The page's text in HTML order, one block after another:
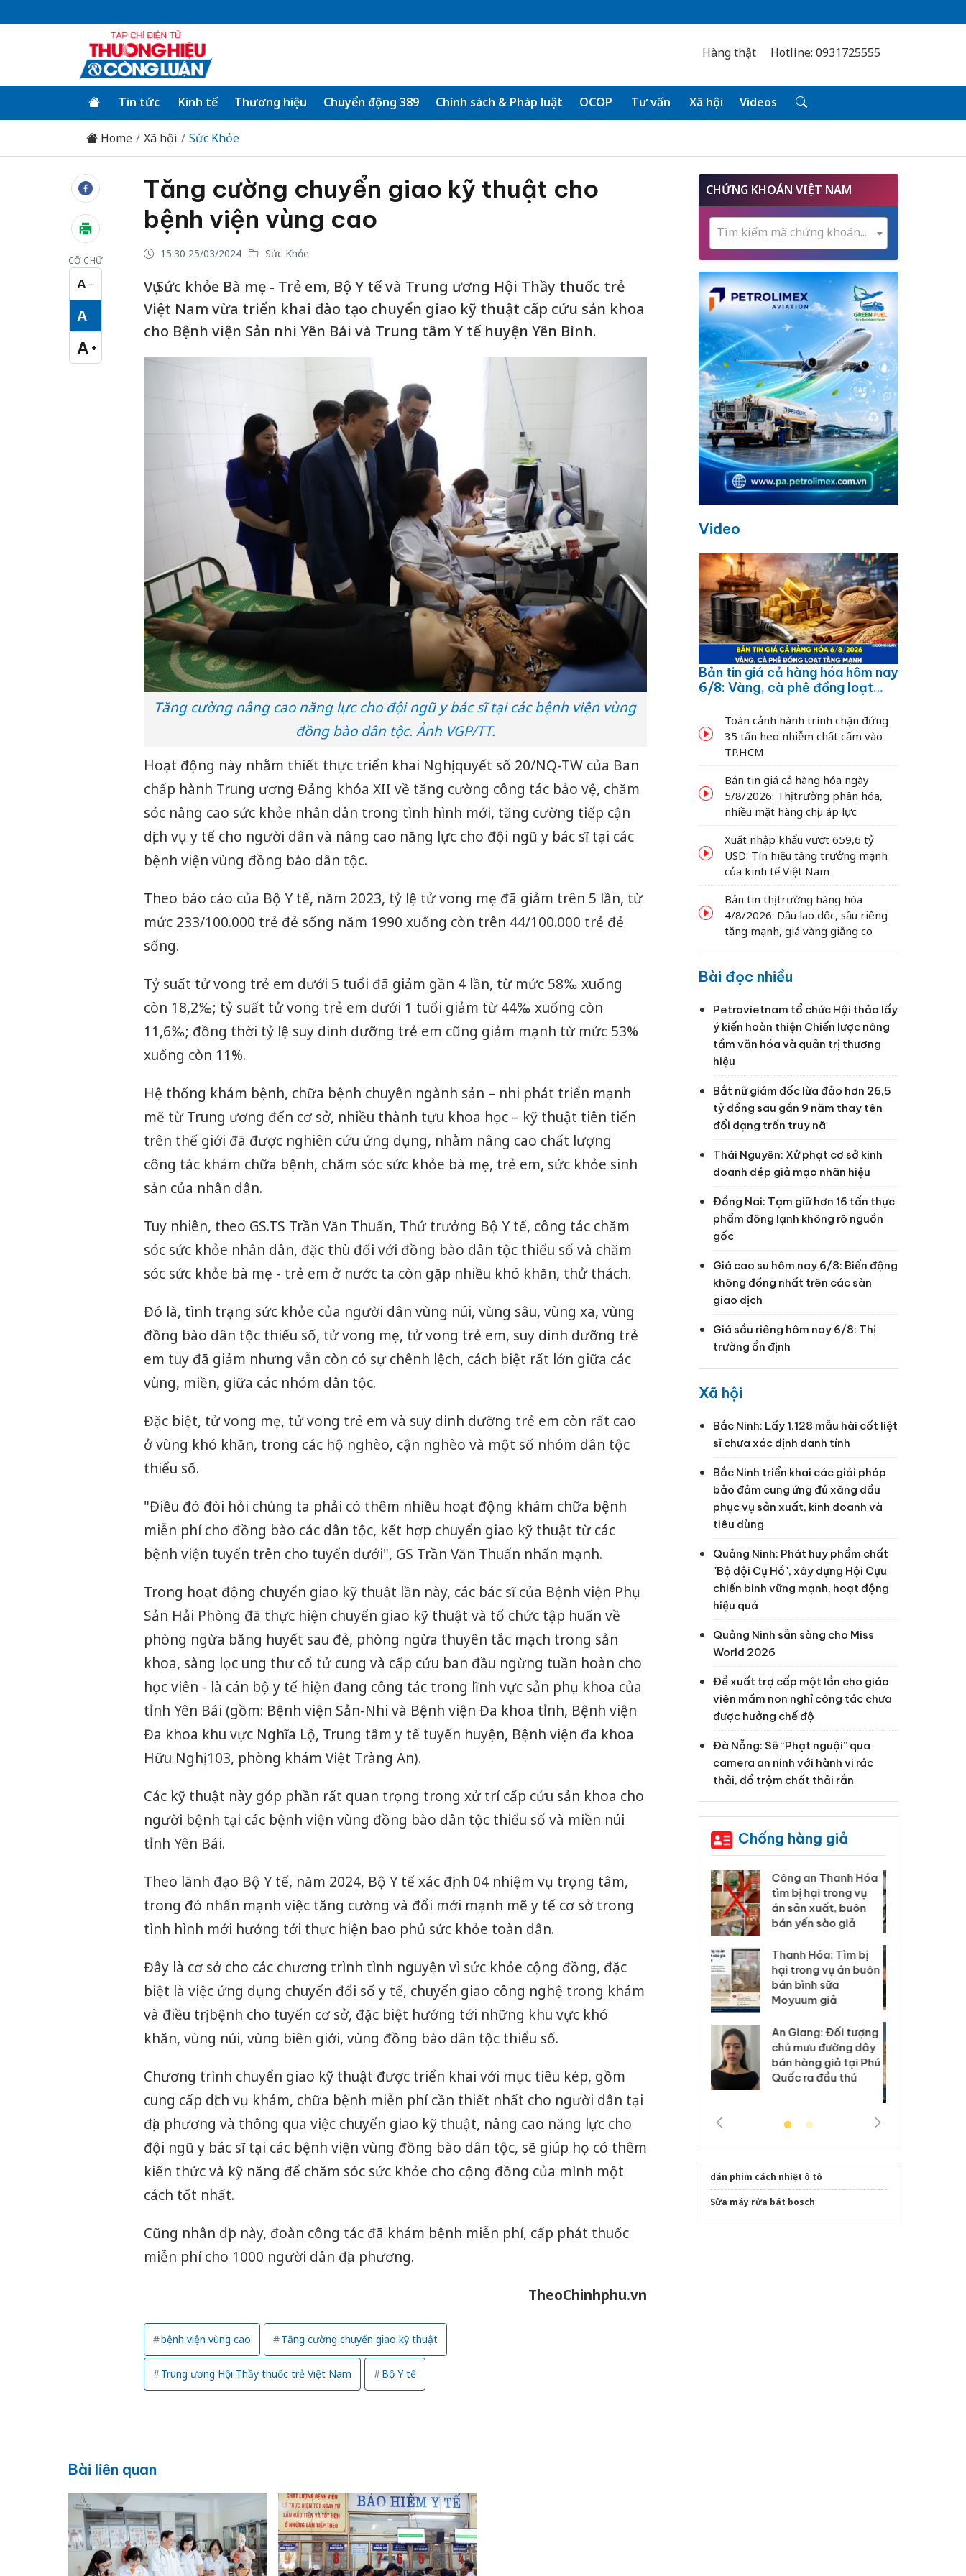
Hàng thật Hotline: 0931725555
Tin tức Kinh tế Thương hiệu Chuyển động 389 Chính sách & Pháp luật OCOP Tư vấn Xã hội Videos
Home Xã hội Sức Khỏe
CỠ CHỮ
A −
Cỡ chữ nhỏ
A
Cỡ chữ vừa
A +
Cỡ chữ lớn
Tăng cường chuyển giao kỹ thuật cho
bệnh viện vùng cao
15:30 25/03/2024 Sức Khỏe
Vụ Sức khỏe Bà mẹ - Trẻ em, Bộ Y tế và Trung ương Hội Thầy thuốc trẻ
Việt Nam vừa triển khai đào tạo chuyển giao kỹ thuật cấp cứu sản khoa
cho Bệnh viện Sản nhi Yên Bái và Trung tâm Y tế huyện Yên Bình.
Tăng cường nâng cao năng lực cho đội ngũ y bác sĩ tại các bệnh viện vùng
đồng bào dân tộc. Ảnh VGP/TT.
Hoạt động này nhằm thiết thực triển khai Nghị quyết số 20/NQ-TW của Ban
chấp hành Trung ương Đảng khóa XII về tăng cường công tác bảo vệ, chăm
sóc nâng cao sức khỏe nhân dân trong tình hình mới, tăng cường tiếp cận
dịch vụ y tế cho người dân và nâng cao năng lực cho đội ngũ y bác sĩ tại các
bệnh viện vùng đồng bào dân tộc.
Theo báo cáo của Bộ Y tế, năm 2023, tỷ lệ tử vong mẹ đã giảm trên 5 lần, từ
mức 233/100.000 trẻ đẻ sống năm 1990 xuống còn trên 44/100.000 trẻ đẻ
sống.
Tỷ suất tử vong trẻ em dưới 5 tuổi đã giảm gần 4 lần, từ mức 58‰ xuống
còn 18,2‰; tỷ suất tử vong trẻ em dưới 1 tuổi giảm từ 44‰ xuống còn
11,6‰; đồng thời tỷ lệ suy dinh dưỡng trẻ em cũng giảm mạnh từ mức 53%
xuống còn 11%.
Hệ thống khám bệnh, chữa bệnh chuyên ngành sản – nhi phát triển mạnh
mẽ từ Trung ương đến cơ sở, nhiều thành tựu khoa học – kỹ thuật tiên tiến
trên thế giới đã được nghiên cứu ứng dụng, nhằm nâng cao chất lượng
công tác khám chữa bệnh, chăm sóc sức khỏe bà mẹ, trẻ em, sức khỏe sinh
sản của nhân dân.
Tuy nhiên, theo GS.TS Trần Văn Thuấn, Thứ trưởng Bộ Y tế, công tác chăm
sóc sức khỏe nhân dân, đặc thù đối với đồng bào dân tộc thiểu số và chăm
sóc sức khỏe bà mẹ - trẻ em ở nước ta còn gặp nhiều khó khăn, thử thách.
Đó là, tình trạng sức khỏe của người dân vùng núi, vùng sâu, vùng xa, vùng
đồng bào dân tộc thiếu số, tử vong mẹ, tử vong trẻ em, suy dinh dưỡng trẻ
em tuy đã giảm nhưng vẫn còn có sự chênh lệch, cách biệt rất lớn giữa các
vùng, miền, giữa các nhóm dân tộc.
Đặc biệt, tử vong mẹ, tử vong trẻ em và suy dinh dưỡng trẻ em còn rất cao
ở vùng khó khăn, trong các hộ nghèo, cận nghèo và một số nhóm dân tộc
thiểu số.
"Điều đó đòi hỏi chúng ta phải có thêm nhiều hoạt động khám chữa bệnh
miễn phí cho đồng bào các dân tộc, kết hợp chuyển giao kỹ thuật từ các
bệnh viện tuyến trên cho tuyến dưới", GS Trần Văn Thuấn nhấn mạnh.
Trong hoạt động chuyển giao kỹ thuật lần này, các bác sĩ của Bệnh viện Phụ
Sản Hải Phòng đã thực hiện chuyển giao kỹ thuật và tổ chức tập huấn về
phòng ngừa băng huyết sau đẻ, phòng ngừa thuyên tắc mạch trong sản
khoa, sàng lọc ung thư cổ tử cung và cấp cứu ban đầu ngừng tuần hoàn cho
học viên - là cán bộ y tế hiện đang công tác trong lĩnh vực sản phụ khoa của
tỉnh Yên Bái (gồm: Bệnh viện Sản-Nhi và Bệnh viện Đa khoa tỉnh, Bệnh viện
Đa khoa khu vực Nghĩa Lộ, Trung tâm y tế tuyến huyện, Bệnh viện đa khoa
Hữu Nghị 103, phòng khám Việt Tràng An).
Các kỹ thuật này góp phần rất quan trọng trong xử trí cấp cứu sản khoa cho
người bệnh tại các bệnh viện vùng đồng bào dân tộc thiểu số và miền núi
tỉnh Yên Bái.
Theo lãnh đạo Bộ Y tế, năm 2024, Bộ Y tế xác định 04 nhiệm vụ trọng tâm,
trong đó nhấn mạnh việc tăng cường và đổi mới mạnh mẽ y tế cơ sở trong
tình hình mới hướng tới thực hiện bao phủ sức khỏe toàn dân.
Đây là cơ sở cho các chương trình tình nguyện vì sức khỏe cộng đồng, đặc
biệt là việc ứng dụng chuyển đổi số y tế, chuyển giao công nghệ trong khám
và điều trị bệnh cho tuyến cơ sở, đặc biệt hướng tới những khu vực khó
khăn, vùng núi, vùng biên giới, vùng đồng bào dân tộc thiểu số.
Chương trình chuyển giao kỹ thuật được triển khai với mục tiêu kép, gồm
cung cấp dịch vụ khám, chữa bệnh miễn phí cần thiết nhất cho người dân tại
địa phương và thông qua việc chuyển giao kỹ thuật, nâng cao năng lực cho
đội ngũ y bác sĩ tại các bệnh viện vùng đồng bào dân tộc, sẽ giúp họ có thêm
kiến thức và kỹ năng để chăm sóc sức khỏe cho cộng đồng của mình một
cách tốt nhất.
Cũng nhân dịp này, đoàn công tác đã khám bệnh miễn phí, cấp phát thuốc
miễn phí cho 1000 người dân địa phương.
TheoChinhphu.vn
bệnh viện vùng cao Tăng cường chuyển giao kỹ thuật
Trung ương Hội Thầy thuốc trẻ Việt Nam Bộ Y tế
Bài liên quan
CHỨNG KHOÁN VIỆT NAM
Tìm kiếm mã chứng khoán...
Video
Bản tin giá cả hàng hóa hôm nay
6/8: Vàng, cà phê đồng loạt
Toàn cảnh hành trình chặn đứng
35 tấn heo nhiễm chất cấm vào
TP.HCM
Bản tin giá cả hàng hóa ngày
5/8/2026: Thị trường phân hóa,
nhiều mặt hàng chịu áp lực
Xuất nhập khẩu vượt 659,6 tỷ
USD: Tín hiệu tăng trưởng mạnh
của kinh tế Việt Nam
Bản tin thị trường hàng hóa
4/8/2026: Dầu lao dốc, sầu riêng
tăng mạnh, giá vàng giằng co
Bài đọc nhiều
Petrovietnam tổ chức Hội thảo lấy
ý kiến hoàn thiện Chiến lược nâng
tầm văn hóa và quản trị thương
hiệu
Bắt nữ giám đốc lừa đảo hơn 26,5
tỷ đồng sau gần 9 năm thay tên
đổi dạng trốn truy nã
Thái Nguyên: Xử phạt cơ sở kinh
doanh dép giả mạo nhãn hiệu
Đồng Nai: Tạm giữ hơn 16 tấn thực
phẩm đông lạnh không rõ nguồn
gốc
Giá cao su hôm nay 6/8: Biến động
không đồng nhất trên các sàn
giao dịch
Giá sầu riêng hôm nay 6/8: Thị
trường ổn định
Xã hội
Bắc Ninh: Lấy 1.128 mẫu hài cốt liệt
sĩ chưa xác định danh tính
Bắc Ninh triển khai các giải pháp
bảo đảm cung ứng đủ xăng dầu
phục vụ sản xuất, kinh doanh và
tiêu dùng
Quảng Ninh: Phát huy phẩm chất
"Bộ đội Cụ Hồ", xây dựng Hội Cựu
chiến binh vững mạnh, hoạt động
hiệu quả
Quảng Ninh sẵn sàng cho Miss
World 2026
Đề xuất trợ cấp một lần cho giáo
viên mầm non nghỉ công tác chưa
được hưởng chế độ
Đà Nẵng: Sẽ “Phạt nguội” qua
camera an ninh với hành vi rác
thải, đổ trộm chất thải rắn
Chống hàng giả
Công an Thanh Hóa
tìm bị hại trong vụ
án sản xuất, buôn
hại trong vụ án buôn
bán bình sữa
Moyuum giả
Quốc ra đầu thú
Lào Cai xử lý 83 vụ vi
phạm thương mại
trong tháng 7
Hưng Yên: Xử lý 6 hộ
kinh doanh bán hàng
giả mạo nhãn hiệu
Adidas, Nike
Cà Mau: Tiêu hủy
công khai hàng ngàn
sản phẩm nhập lậu,
bảo vệ môi trường
dán phim cách nhiệt ô tô
Sửa máy rửa bát bosch